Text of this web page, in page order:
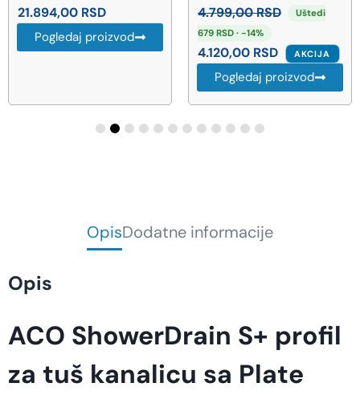
21.894,00 RSD
Pogledaj proizvod
4.799,00RSD
Uštedi
679 RSD · -14%
4.120,00 RSD AKCIJA
Pogledaj proizvod
OpisDodatne informacije
Opis
ACO ShowerDrain S+ profil
za tuš kanalicu sa Plate